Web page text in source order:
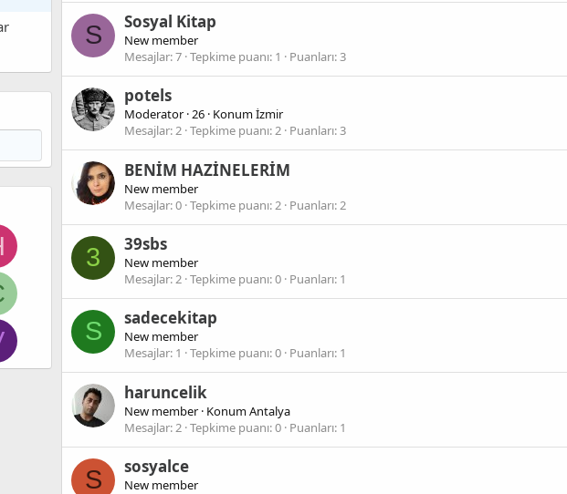
S Sosyal Kitap
New member
Mesajlar 7 Tepkime puanı 1 Puanları 3
potels
Moderator ·26 · Konumİzmir
Mesajlar 2 Tepkime puanı 2 Puanları 3
BENİM HAZİNELERİM
New member
Mesajlar 0 Tepkime puanı 2 Puanları 2
3 39sbs
New member
Mesajlar 2 Tepkime puanı 0 Puanları 1
S sadecekitap
New member
Mesajlar 1 Tepkime puanı 0 Puanları 1
haruncelik
New member · KonumAntalya
Mesajlar 2 Tepkime puanı 0 Puanları 1
S sosyalce
New member